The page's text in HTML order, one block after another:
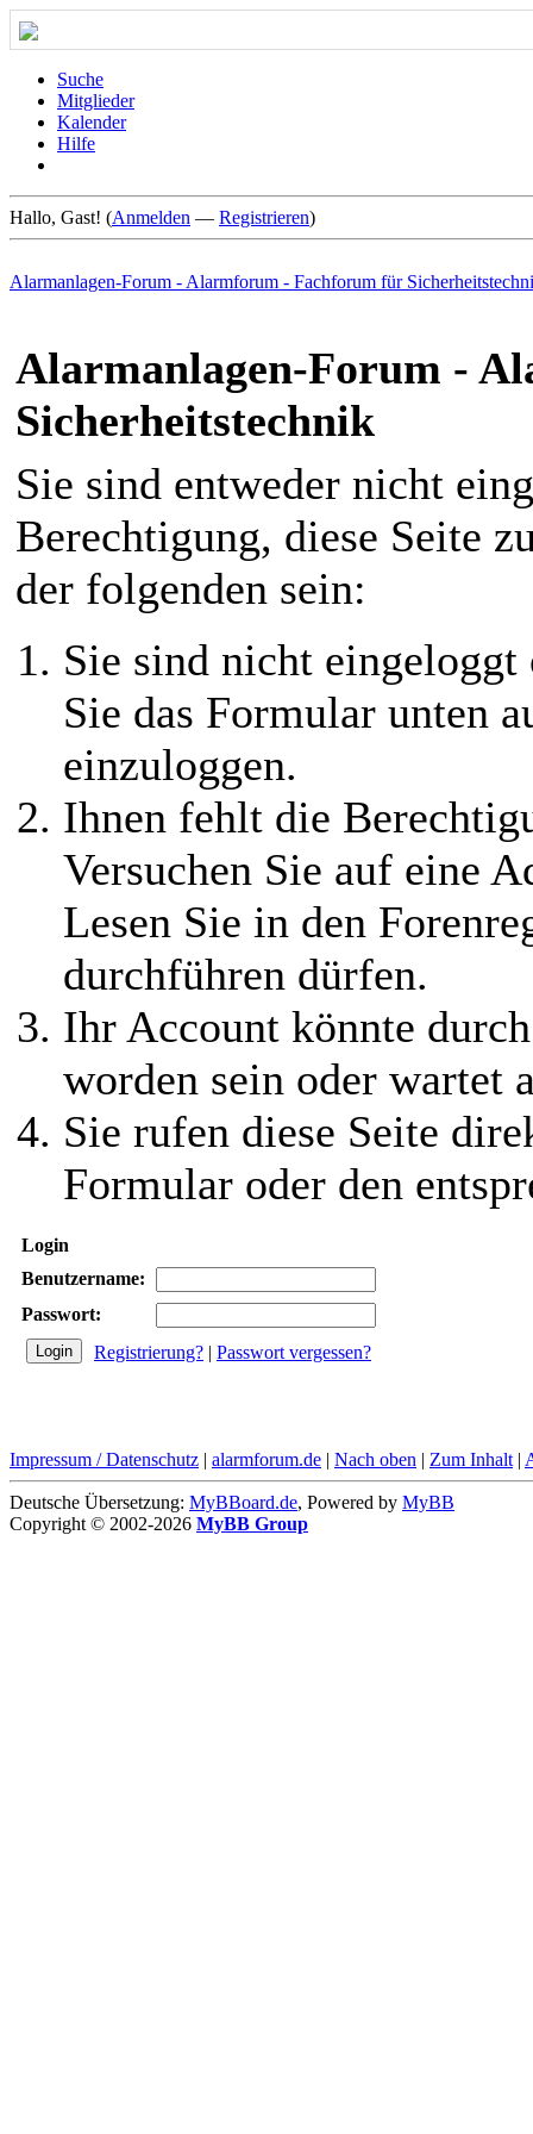
Suche
Mitglieder
Kalender
Hilfe
Hallo, Gast! (Anmelden — Registrieren)
Alarmanlagen-Forum - Alarmforum - Fachforum für
Alarmanlagen-Forum -
Sicherheitstechnik
Sie sind entweder nicht
Berechtigung, diese Seite
der folgenden sein:
Sie sind nicht
Sie das Formular unten
einzuloggen.
Ihnen fehlt die
Versuchen Sie auf eine
Lesen Sie in den
durchführen dürfen.
Ihr Account könnte
worden sein oder wartet
Sie rufen diese Seite
Formular oder den
Login
Benutzername:
Passwort:
Registrierung? | Passwort vergessen?
Impressum / Datenschutz | alarmforum.de | Nach oben | Zum Inhalt |
Deutsche Übersetzung: MyBBoard.de, Powered by MyBB
Copyright © 2002-2026 MyBB Group